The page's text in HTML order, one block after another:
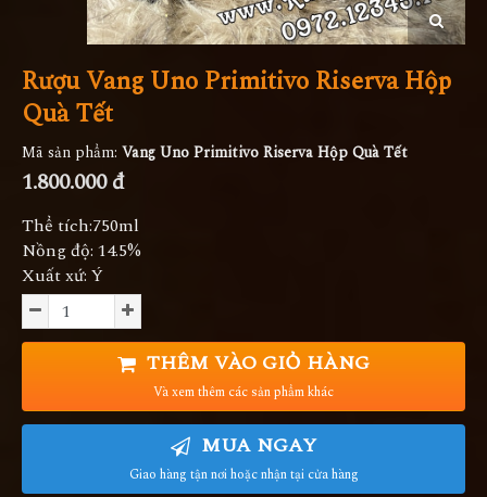
Rượu Vang Uno Primitivo Riserva Hộp
Quà Tết
Mã sản phẩm: Vang Uno Primitivo Riserva Hộp Quà Tết
1.800.000 đ
Thể tích:750ml
Nồng độ: 14.5%
Xuất xứ: Ý
THÊM VÀO GIỎ HÀNG
Và xem thêm các sản phẩm khác
MUA NGAY
Giao hàng tận nơi hoặc nhận tại cửa hàng